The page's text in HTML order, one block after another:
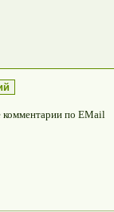
комментарии по EMail